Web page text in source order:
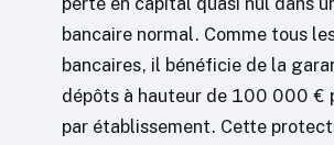
bancaire normal. Comme tous
bancaires, il bénéficie de la
dépôts à hauteur de 100 000 €
par établissement. Cette